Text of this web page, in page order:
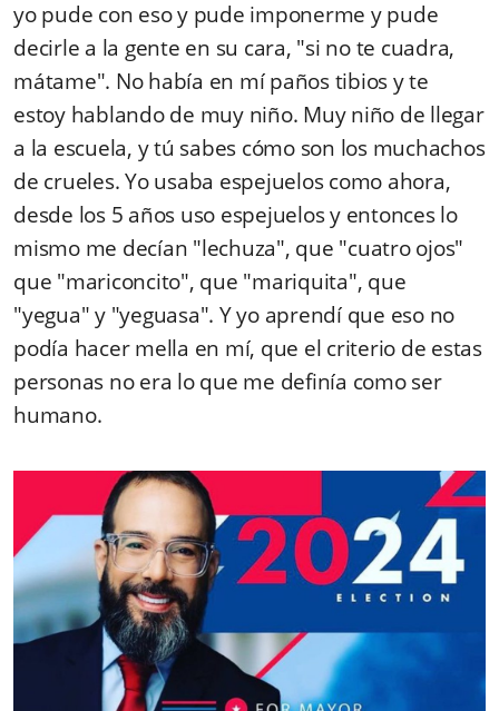
yo pude con eso y pude imponerme y pude
decirle a la gente en su cara, "si no te cuadra,
mátame". No había en mí paños tibios y te
estoy hablando de muy niño. Muy niño de llegar
a la escuela, y tú sabes cómo son los muchachos
de crueles. Yo usaba espejuelos como ahora,
desde los 5 años uso espejuelos y entonces lo
mismo me decían "lechuza", que "cuatro ojos"
que "mariconcito", que "mariquita", que
"yegua" y "yeguasa". Y yo aprendí que eso no
podía hacer mella en mí, que el criterio de estas
personas no era lo que me definía como ser
humano.